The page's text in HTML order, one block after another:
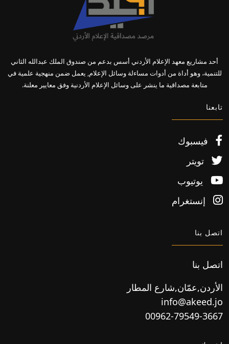
أحد مشاريع معهد الإعلام الأردني أسس بدعم من صندوق الملك عبدالله الثاني
للتنمية، وهو أداة من أدوات مساءلة وسائل الإعلام, يعمل ضمن منهجية علمية في
متابعة مصداقية ما ينشر على وسائل الإعلام الأردنية وفق معايير معلنة.
تابعنا
فيسبوك
تويتر
يوتيوب
إنستغرام
اتصل بنا
اتصل بنا
الأردن,عمّان,شارع المطار
info@akeed.jo
00962-79549-3667